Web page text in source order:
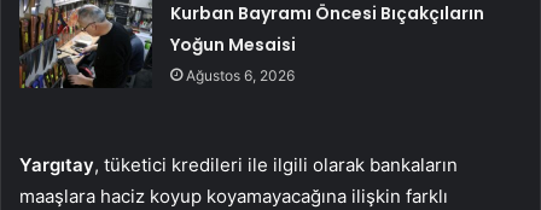
Kurban Bayramı Öncesi Bıçakçıların
Yoğun Mesaisi
Ağustos 6, 2026
Yargıtay, tüketici kredileri ile ilgili olarak bankaların
maaşlara haciz koyup koyamayacağına ilişkin farklı